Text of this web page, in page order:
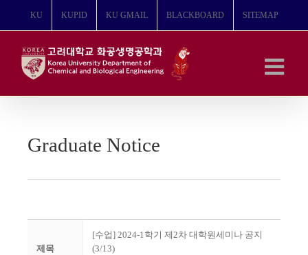
뛰
KU KUPID KU GMAIL BLACKBOARD SITEMAP
Graduate Notice
제목
[수업] 2024-1학기 제2차 대학원세미나 공지
(3/13)